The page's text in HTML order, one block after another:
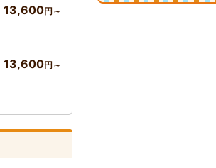
13,600円～
13,600円～